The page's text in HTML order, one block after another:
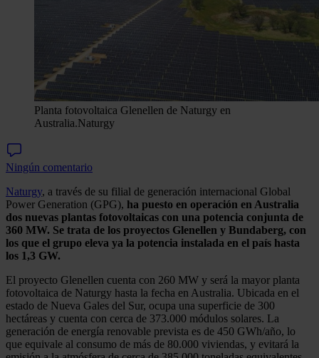
Planta fotovoltaica Glenellen de Naturgy en
Australia.Naturgy
Ningún comentario
Naturgy, a través de su filial de generación internacional Global
Power Generation (GPG), ha puesto en operación en Australia
dos nuevas plantas fotovoltaicas con una potencia conjunta de
360 MW. Se trata de los proyectos Glenellen y Bundaberg, con
los que el grupo eleva ya la potencia instalada en el país hasta
los 1,3 GW.
El proyecto Glenellen cuenta con 260 MW y será la mayor planta
fotovoltaica de Naturgy hasta la fecha en Australia. Ubicada en el
estado de Nueva Gales del Sur, ocupa una superficie de 300
hectáreas y cuenta con cerca de 373.000 módulos solares. La
generación de energía renovable prevista es de 450 GWh/año, lo
que equivale al consumo de más de 80.000 viviendas, y evitará la